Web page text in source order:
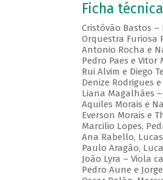
Ficha técnica
Cristóvão Bastos
Orquestra Furiosa
Antonio Rocha e
Pedro Paes e Vitor
Rui Alvim e Diego
Denize Rodrigues
Liana Magalhães
Aquiles Morais e
Everson Morais e
Marcilio Lopes,
Ana Rabello,
Paulo Aragão,
João Lyra – Viola
Pedro Aune e